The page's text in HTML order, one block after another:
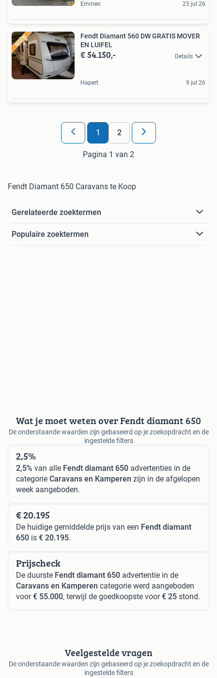
Emmen 25 jul 26
Fendt Diamant 560 DW GRATIS MOVER
EN LUIFEL
€ 54.150,- Details
Hapert 9 jul 26
1 2
Pagina 1 van 2
Fendt Diamant 650 Caravans te Koop
Gerelateerde zoektermen
Populaire zoektermen
Wat je moet weten over Fendt diamant 650
De onderstaande waarden zijn gebaseerd op je zoekopdracht en de
ingestelde filters
2,5%
2,5% van alle Fendt diamant 650 advertenties in de
categorie Caravans en Kamperen zijn in de afgelopen
week aangeboden.
€ 20.195
De huidige gemiddelde prijs van een Fendt diamant
650 is € 20.195.
Prijscheck
De duurste Fendt diamant 650 advertentie in de
Caravans en Kamperen categorie werd aangeboden
voor€ 55.000, terwijl de goedkoopste voor€ 25 stond.
Veelgestelde vragen
De onderstaande waarden zijn gebaseerd op je zoekopdracht en de
ingestelde filters